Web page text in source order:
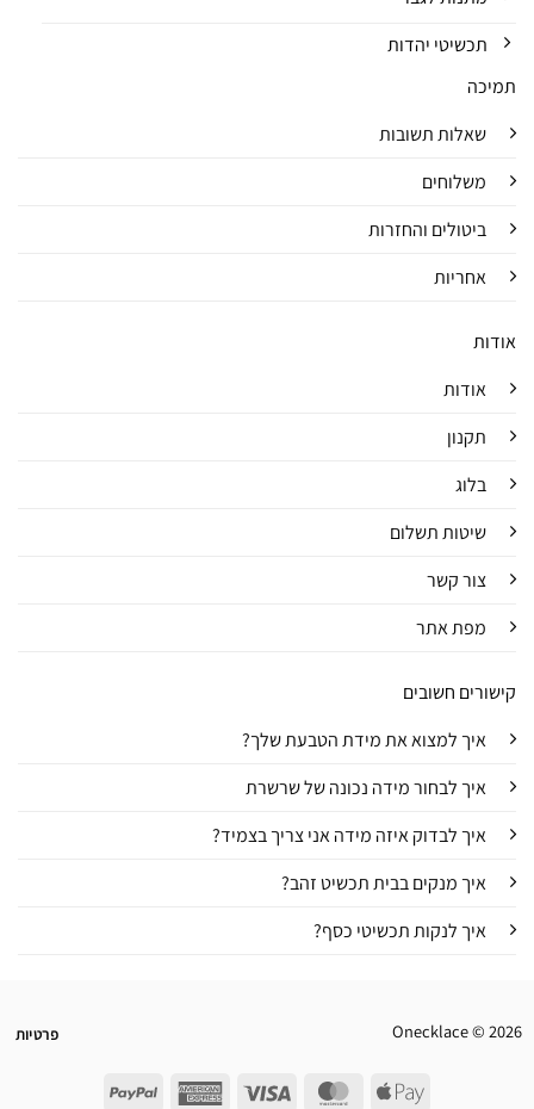
תכשיטי יהדות
תמיכה
שאלות תשובות
משלוחים
ביטולים והחזרות
אחריות
אודות
אודות
תקנון
בלוג
שיטות תשלום
צור קשר
מפת אתר
קישורים חשובים
איך למצוא את מידת הטבעת שלך?
איך לבחור מידה נכונה של שרשרת
איך לבדוק איזה מידה אני צריך בצמיד?
איך מנקים בבית תכשיט זהב?
איך לנקות תכשיטי כסף?
Onecklace © 2026
Apple
MasterCard
Visa
American
PayPal
פרטיות